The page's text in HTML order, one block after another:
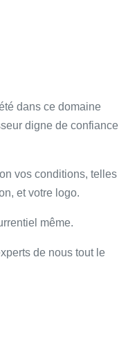
dans ce domaine
digne de confiance
vos conditions, telles
et votre logo.
même.
de nous tout le